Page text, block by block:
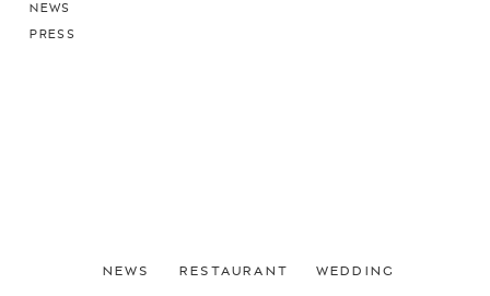
NEWS
PRESS
NEWS RESTAURANT WEDDING